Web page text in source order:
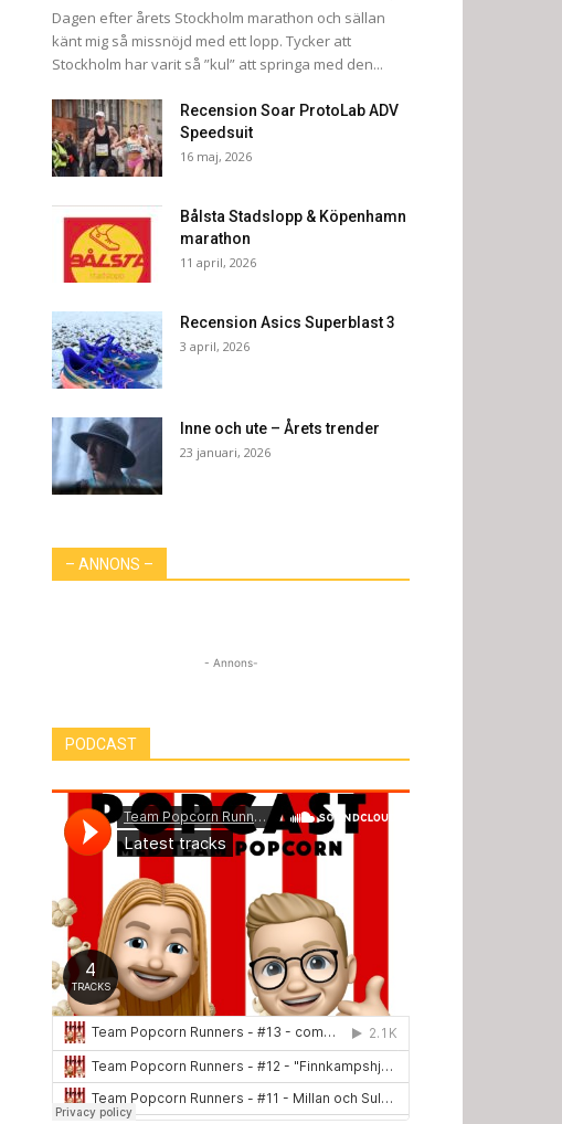
Dagen efter årets Stockholm marathon och sällan
känt mig så missnöjd med ett lopp. Tycker att
Stockholm har varit så ”kul” att springa med den...
Recension Soar ProtoLab ADV
Speedsuit
16 maj, 2026
Bålsta Stadslopp & Köpenhamn
marathon
11 april, 2026
Recension Asics Superblast 3
3 april, 2026
Inne och ute – Årets trender
23 januari, 2026
– ANNONS –
- Annons-
PODCAST